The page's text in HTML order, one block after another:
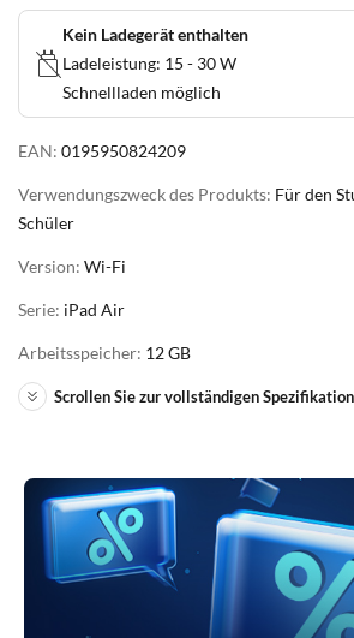
EAN: 0195950824209
Verwendungszweck des Produkts: Für den
Schüler
Version: Wi-Fi
Serie: iPad Air
Arbeitsspeicher: 12 GB
Scrollen Sie zur vollständigen Spezifikation
Kein Ladegerät enthalten
Ladeleistung: 15 - 30 W
Schnellladen möglich